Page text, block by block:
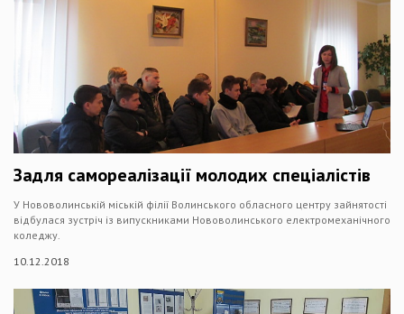
Задля самореалізації молодих спеціалістів
У Нововолинській міській філії Волинського обласного центру зайнятості
відбулася зустріч із випускниками Нововолинського електромеханічного
коледжу.
10.12.2018